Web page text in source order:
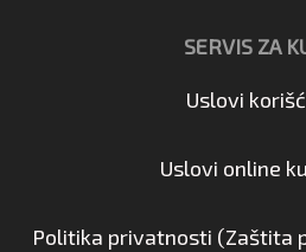
SERVIS ZA
Uslovi
Uslovi online
Politika privatnosti (Zaštita